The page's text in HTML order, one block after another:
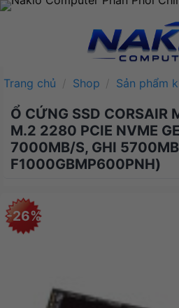
Bỏ
Trang chủ / Shop / Sản phẩm
Ổ CỨNG SSD CORSAIR
M.2 2280 PCIE NVME
7000MB/S, GHI
F1000GBMP600PNH)
-26%